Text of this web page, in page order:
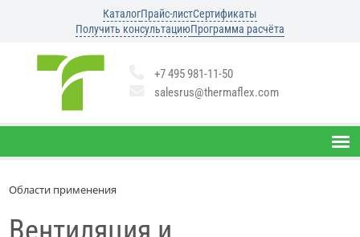
КаталогПрайс-листСертификаты
Получить консультациюПрограмма расчёта
+7 495 981-11-50
salesrus@thermaflex.com
Области применения